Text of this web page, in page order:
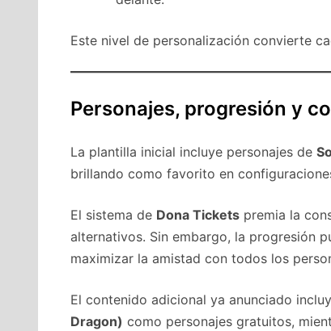
Este nivel de personalización convierte
Personajes, progresión y
La plantilla inicial incluye personajes de
brillando como favorito en
El sistema de Dona Tickets premia la
alternativos. Sin embargo, la progresión
maximizar la amistad con todos los
El contenido adicional ya anunciado
Dragon) como personajes gratuitos,